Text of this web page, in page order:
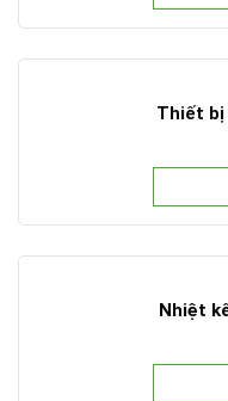
Thiết bị
Nhiệt